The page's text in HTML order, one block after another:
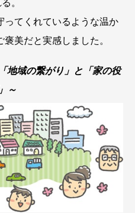
ってくれているような温か
美だと実感しました。
地域の繋がり」と「家の役
～